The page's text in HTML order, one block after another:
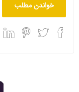
خواندن مطلب